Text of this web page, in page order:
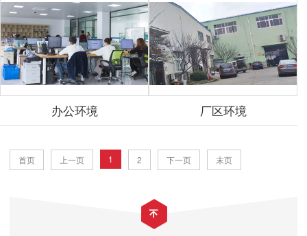
办公环境 厂区环境
首页 上一页 1 2 下一页 末页